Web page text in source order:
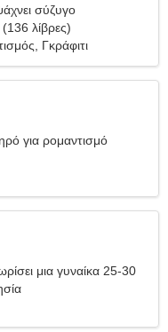
σύζυγο
λίβρες)
Γκράφιτι
για ρομαντισμό
μια γυναίκα 25-30